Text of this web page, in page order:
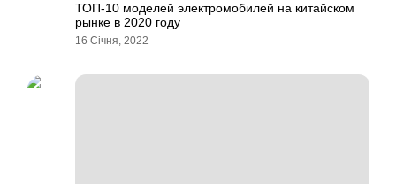
ТОП-10 моделей электромобилей на китайском
рынке в 2020 году
16 Січня, 2022